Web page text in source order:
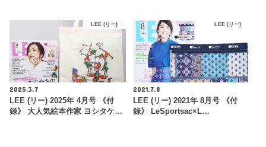
LEE (リー)
2025.3.7
LEE (リー) 2025年 4月号 《付
録》 大人気絵本作家 ヨシタケ…
LEE (リー)
2021.7.8
LEE (リー) 2021年 8月号 《付
録》 LeSportsac×L…